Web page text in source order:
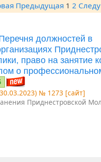
Предыдущая 1 2
должностей в
право на занятие
о
№ 1273 [сайт]
Приднестровской